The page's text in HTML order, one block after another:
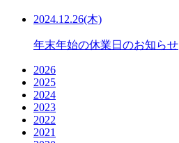
2024.12.26(木)
年末年始の休業日のお知らせ
2026
2025
2024
2023
2022
2021